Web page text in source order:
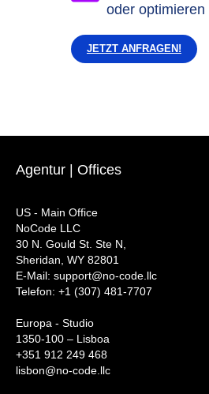
oder optimieren
JETZT ANFRAGEN!
Agentur | Offices
US - Main Office
NoCode LLC
30 N. Gould St. Ste N,
Sheridan, WY 82801
‍E-Mail: support@no-code.llc
Telefon: +1 (307) 481-7707
Europa - Studio
1350-100 – Lisboa
+351 912 249 468
lisbon@no-code.llc